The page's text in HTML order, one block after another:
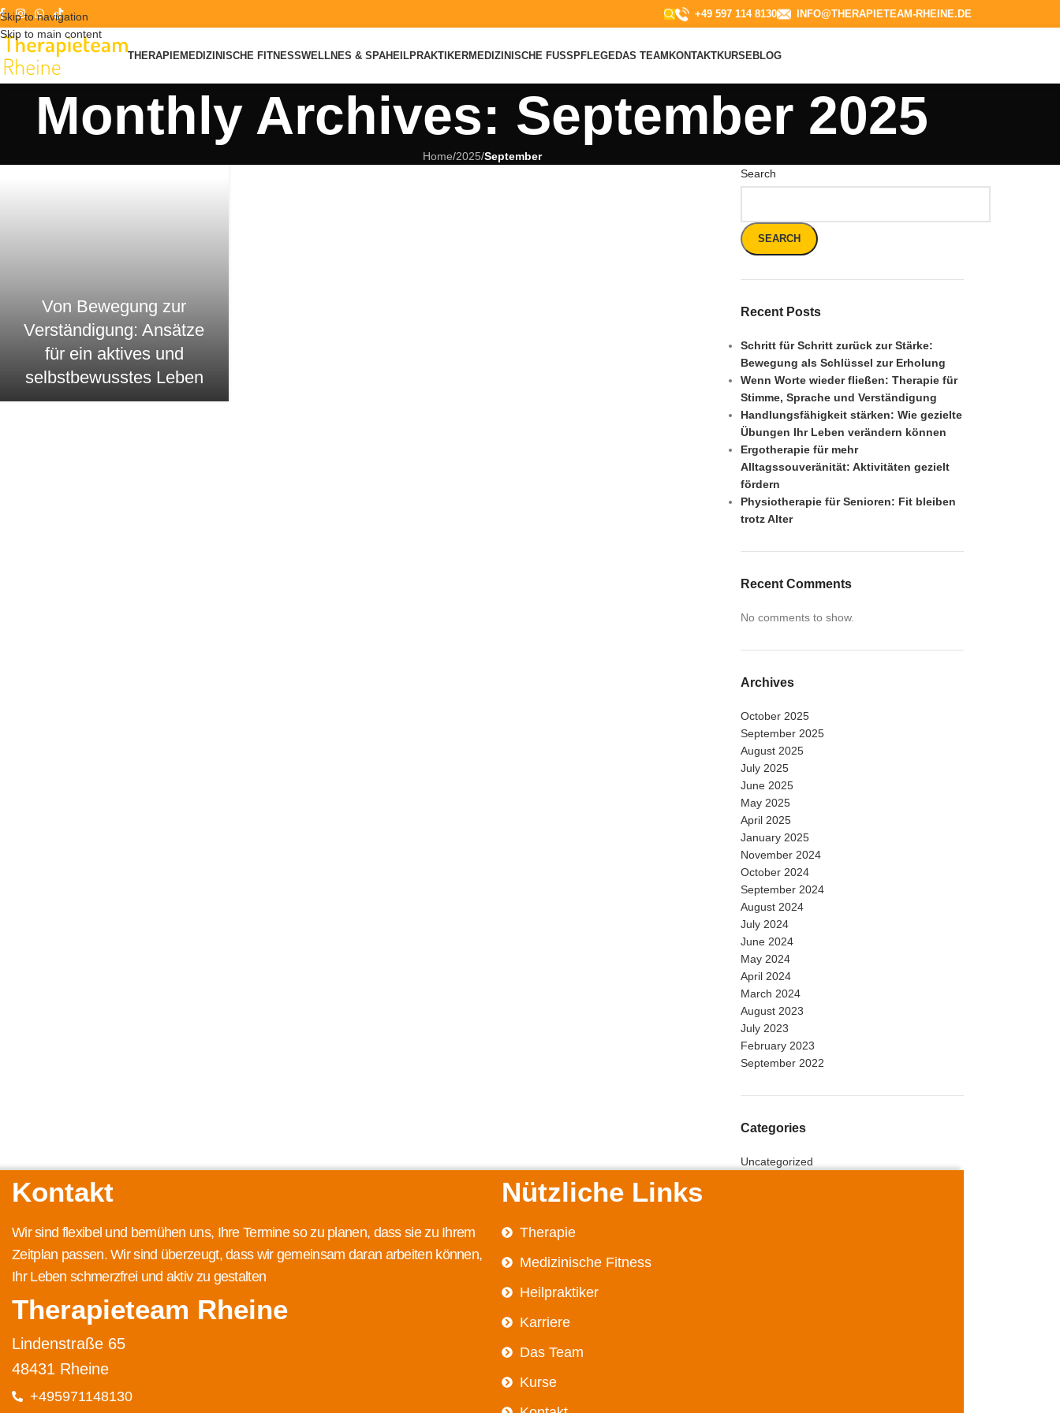
Skip to navigation
Skip to main content
+49 597 114 8130​ INFO@THERAPIETEAM-RHEINE.DE
THERAPIEMEDIZINISCHE FITNESSWELLNES & SPAHEILPRAKTIKERMEDIZINISCHE FUSSPFLEGE DAS TEAMKONTAKTKURSEBLOG
Monthly Archives: September 2025
Home/2025/September
Von Bewegung zur
Verständigung: Ansätze
für ein aktives und
selbstbewusstes Leben
Search
SEARCH
Recent Posts
Schritt für Schritt zurück zur Stärke:
Bewegung als Schlüssel zur Erholung
Wenn Worte wieder fließen: Therapie für
Stimme, Sprache und Verständigung
Handlungsfähigkeit stärken: Wie gezielte
Übungen Ihr Leben verändern können
Ergotherapie für mehr
Alltagssouveränität: Aktivitäten gezielt
fördern
Physiotherapie für Senioren: Fit bleiben
trotz Alter
Recent Comments
No comments to show.
Archives
October 2025
September 2025
August 2025
July 2025
June 2025
May 2025
April 2025
January 2025
November 2024
October 2024
September 2024
August 2024
July 2024
June 2024
May 2024
April 2024
March 2024
August 2023
July 2023
February 2023
September 2022
Categories
Uncategorized
Kontakt
Wir sind flexibel und bemühen uns, Ihre Termine so zu planen, dass sie zu Ihrem
Zeitplan passen. Wir sind überzeugt, dass wir gemeinsam daran arbeiten können,
Ihr Leben schmerzfrei und aktiv zu gestalten
Therapieteam Rheine
Lindenstraße 65
48431 Rheine
+495971148130
Nützliche Links
Therapie
Medizinische Fitness
Heilpraktiker
Karriere
Das Team
Kurse